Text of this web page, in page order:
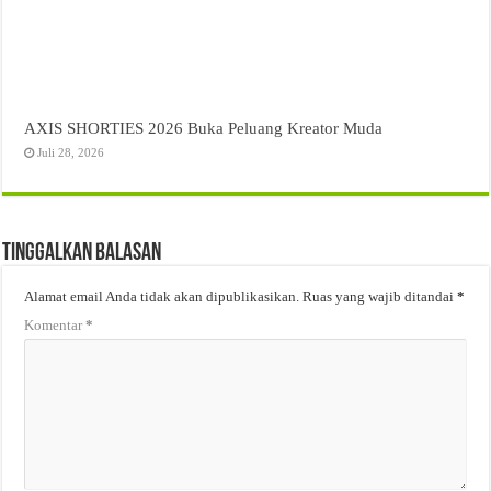
AXIS SHORTIES 2026 Buka Peluang Kreator Muda
Juli 28, 2026
Tinggalkan Balasan
Alamat email Anda tidak akan dipublikasikan. Ruas yang wajib ditandai*
Komentar*